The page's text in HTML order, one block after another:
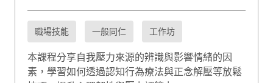
職場技能 一般同仁 工作坊
本課程分享自我壓力來源的辨識與影響情緒的因
素，學習如何透過認知行為療法與正念解壓等放鬆